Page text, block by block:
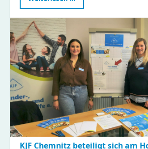
zur
Naturkinderhaus
Esche
KJF Chemnitz beteiligt sich am